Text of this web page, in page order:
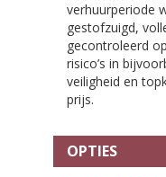
verhuurperiode
gestofzuigd,
gecontroleerd
risico’s in
veiligheid en
prijs.
OPTIES